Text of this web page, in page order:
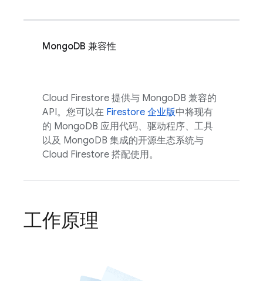
MongoDB 兼容性
Cloud Firestore 提供与 MongoDB 兼容的
API。您可以在 Firestore 企业版中将现有
的 MongoDB 应用代码、驱动程序、工具
以及 MongoDB 集成的开源生态系统与
Cloud Firestore 搭配使用。
工作原理